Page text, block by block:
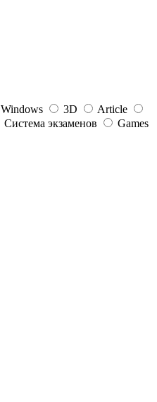
Windows 3D
Article
Система экзаменов
Games